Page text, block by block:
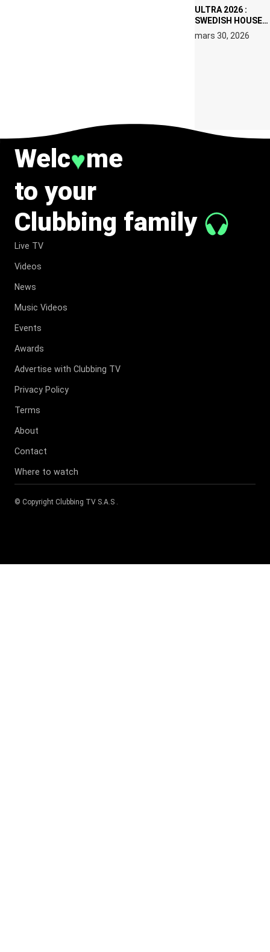
ULTRA 2026 :
SWEDISH HOUSE
MAFIA RETROUVE
ERIC PRYDZ DANS
mars 30, 2026
Welc♥me
to your
Clubbing family
Live TV
Videos
News
Music Videos
Events
Awards
Advertise with Clubbing TV
Privacy Policy
Terms
About
Contact
Where to watch
© Copyright Clubbing TV S.A.S .